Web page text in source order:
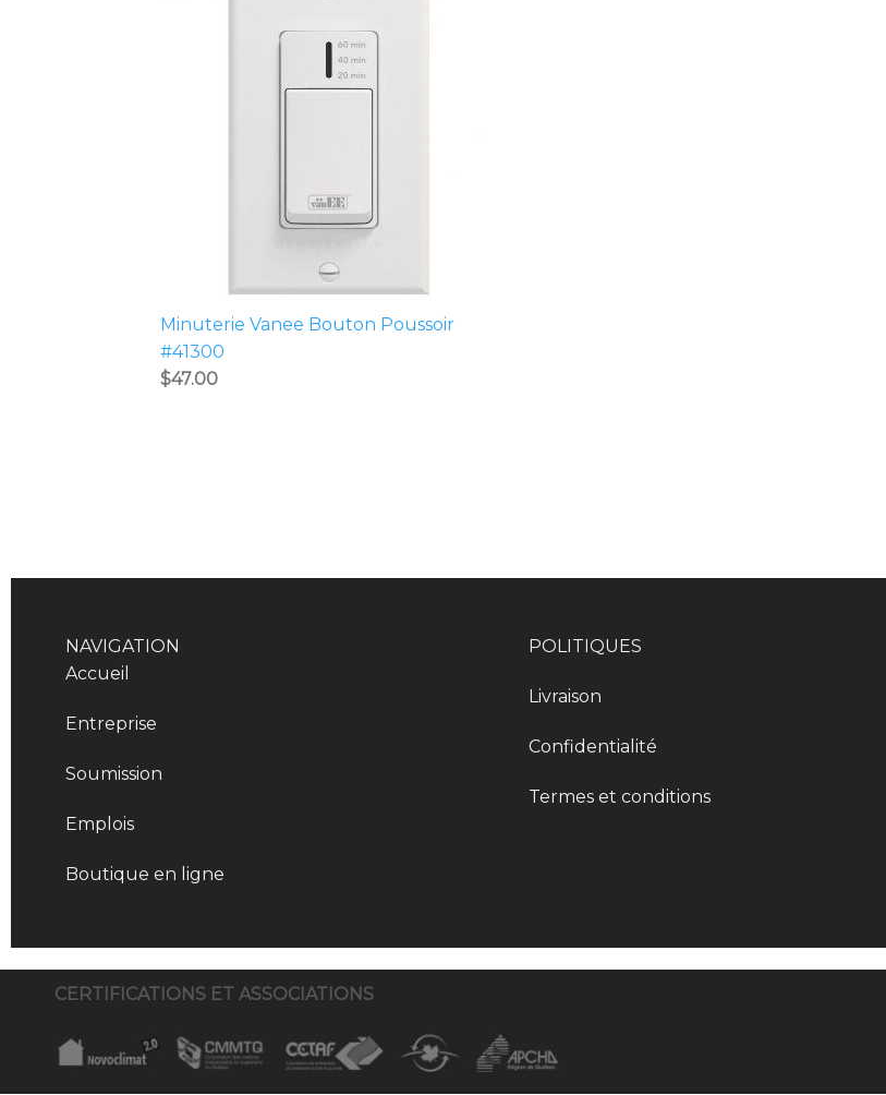
Minuterie Vanee Bouton Poussoir
#41300
$47.00
NAVIGATION
Accueil
Entreprise
Soumission
Emplois
Boutique en ligne
POLITIQUES
Livraison
Confidentialité
Termes et conditions
CERTIFICATIONS ET ASSOCIATIONS